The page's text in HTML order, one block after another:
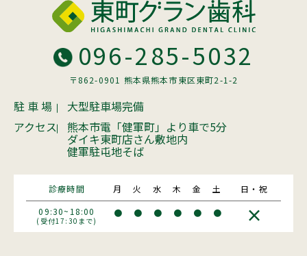
096-285-5032
〒862-0901 熊本県熊本市東区東町2-1-2
駐 車 場
大型駐車場完備
アクセス
熊本市電「健軍町」より車で5分
ダイキ東町店さん敷地内
健軍駐屯地そば
診療時間 月 火 水 木 金 土
日・祝
09:30~18:00
(受付17:30まで)
● ● ● ● ● ● ×